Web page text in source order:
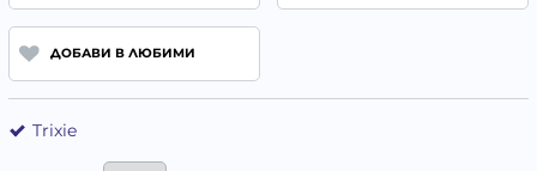
ДОБАВИ В ЛЮБИМИ
Trixie